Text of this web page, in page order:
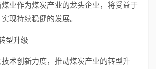
业作为煤炭产业的龙头企业，将受益于
现持续稳健的发展。
型升级
术创新力度，推动煤炭产业的转型升